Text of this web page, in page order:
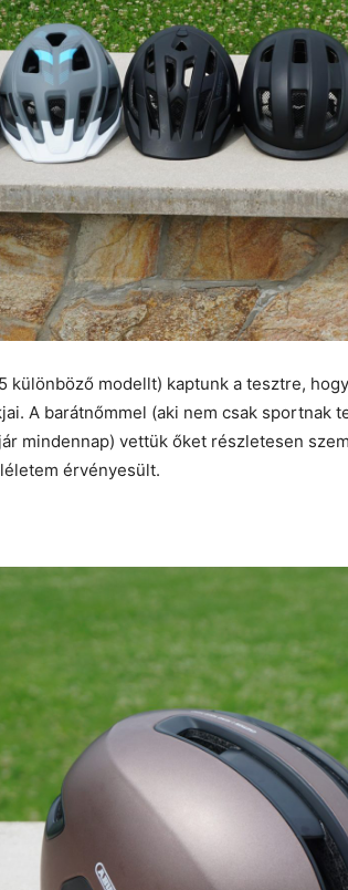
különböző modellt) kaptunk a tesztre,
A barátnőmmel (aki nem csak sportnak
mindennap) vettük őket részletesen
érvényesült.